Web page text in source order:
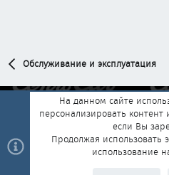
Обслуживание и эксплуатация
Обратная связь
Условия и
Политика конфиденциальности
На данном сайте
персонализировать контент
если Вы
Продолжая использовать
использование